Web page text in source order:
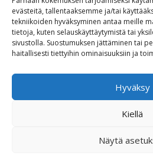
evästeitä, tallentaaksemme ja/tai
tekniikoiden hyväksyminen antaa meille
tietoja, kuten selauskäyttäytymistä tai
sivustolla. Suostumuksen jättäminen tai
haitallisesti tiettyihin ominaisuuksiin ja
Hyväksy
Kiellä
Näytä
käyttö ilman kirjallista
The content of this website,
and other materials, is the
unless otherwise stated.
prohibited.
Soita Agentille
Jätä soittopyyntö